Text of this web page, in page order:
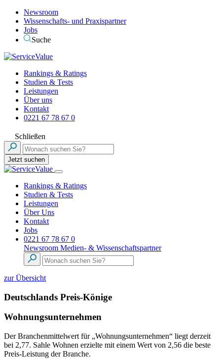
Newsroom
Wissenschafts- und Praxispartner
Jobs
Suche
Rankings & Ratings
Studien & Tests
Leistungen
Über uns
Kontakt
0221 67 78 67 0
Schließen
Jetzt suchen
Rankings & Ratings
Studien & Tests
Leistungen
Über Uns
Kontakt
Jobs
0221 67 78 67 0
Newsroom Medien- & Wissenschaftspartner
zur Übersicht
Deutschlands Preis-Könige
Wohnungsunternehmen
Der Branchenmittelwert für „Wohnungsunternehmen“ liegt derzeit
bei 2,77. Sahle Wohnen erzielte mit einem Wert von 2,56 die beste
Preis-Leistung der Branche.